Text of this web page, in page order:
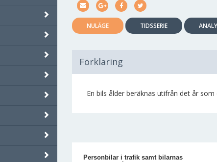
NULÄGE TIDSSERIE
Förklaring
En bils ålder beräknas utifrån det år
Personbilar i trafik samt bilarnas